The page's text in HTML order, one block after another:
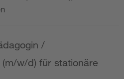
/
w/d) für stationäre